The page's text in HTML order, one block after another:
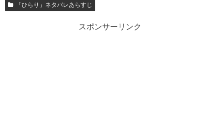
「ひらり」ネタバレあらすじ
スポンサーリンク